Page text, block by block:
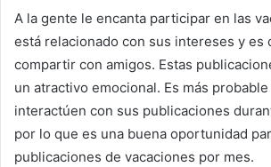
A la gente le encanta participar en las
está relacionado con sus intereses y es
compartir con amigos. Estas
un atractivo emocional. Es más
interactúen con sus publicaciones
por lo que es una buena oportunidad
publicaciones de vacaciones por mes.